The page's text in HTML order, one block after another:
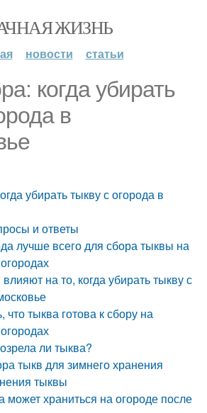
ЖИЗНЬ
новости статьи
когда убирать
в
убирать тыкву с огорода в
и ответы
лучше всего для сбора тыквы на
на то, когда убирать тыкву с
что тыква готова к сбору на
ли тыква?
тыкв для зимнего хранения
тыквы
может храниться на огороде после